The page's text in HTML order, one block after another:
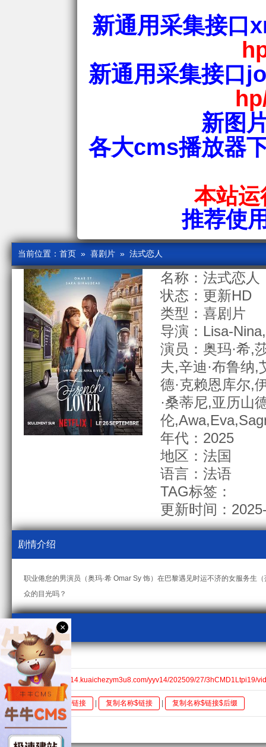
新通用采集接口
新通用采集接口
新图
各大cms播放器
本站
推荐使
当前位置： 首页 » 喜剧片 » 法式恋人
名称：法式恋人
状态：更新HD
类型：喜剧片
导演：Lisa-
演员：奥玛·希,
夫,辛迪·布鲁纳,
德·克赖恩库尔,
·桑蒂尼,亚历山
伦
年代：2025
地区：法国
语言：法语
TAG标签：
更新时间：
剧情介绍
职业倦怠的男演员（奥玛·希 Omar Sy 饰）在巴黎遇见时运不济的女服务生
众的目光吗？
视频采集
kcm3u8
HD$https://v14.kuaichezym3u8.com/yyv14/202509/27/3hCMD1Ltpi19/
全选 复制链接 复制名称$链接 复制名称$链接$后缀
×